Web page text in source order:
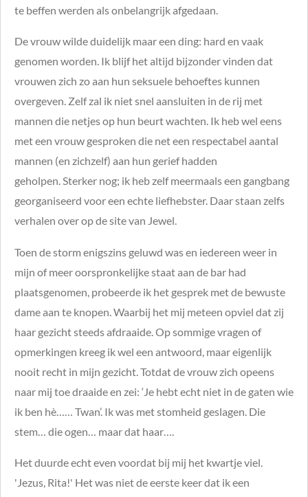
te beffen werden als onbelangrijk afgedaan.
De vrouw wilde duidelijk maar een ding: hard en vaak
genomen worden. Ik blijf het altijd bijzonder vinden dat
vrouwen zich zo aan hun seksuele behoeftes kunnen
overgeven. Zelf zal ik niet snel aansluiten in de rij met
mannen die netjes op hun beurt wachten. Ik heb wel eens
met een vrouw gesproken die net een respectabel aantal
mannen (en zichzelf) aan hun gerief hadden
geholpen. Sterker nog; ik heb zelf meermaals een gangbang
georganiseerd voor een echte liefhebster. Daar staan zelfs
verhalen over op de site van Jewel.
Toen de storm enigszins geluwd was en iedereen weer in
mijn of meer oorspronkelijke staat aan de bar had
plaatsgenomen, probeerde ik het gesprek met de bewuste
dame aan te knopen. Waarbij het mij meteen opviel dat zij
haar gezicht steeds afdraaide. Op sommige vragen of
opmerkingen kreeg ik wel een antwoord, maar eigenlijk
nooit recht in mijn gezicht. Totdat de vrouw zich opeens
naar mij toe draaide en zei: ‘Je hebt echt niet in de gaten wie
ik ben hè…… Twan’. Ik was met stomheid geslagen. Die
stem… die ogen… maar dat haar….
Het duurde echt even voordat bij mij het kwartje viel.
'Jezus, Rita!' Het was niet de eerste keer dat ik een